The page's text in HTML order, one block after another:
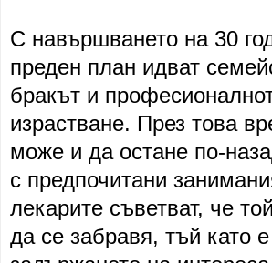
С навършването на 30
преден план идват
бракът и
израстване. През това
може и да остане по-
с предпочитани
лекарите съветват, че
да се забравя, тъй като